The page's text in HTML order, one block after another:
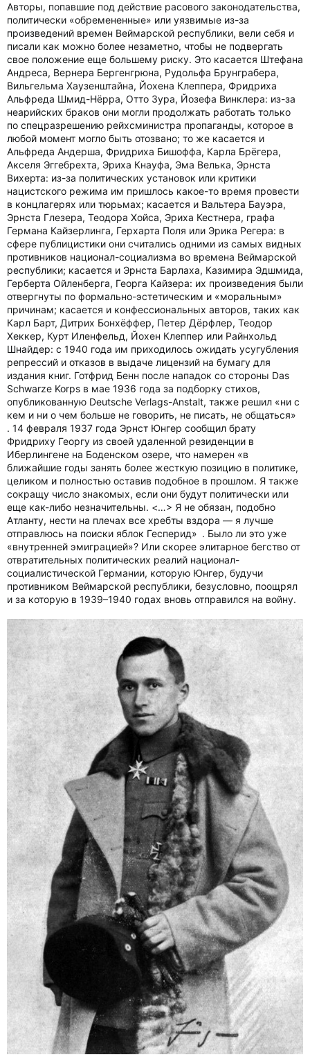
Авторы, попавшие под действие расового законодательства,
политически «обремененные» или уязвимые из-за
произведений времен Веймарской республики, вели себя и
писали как можно более незаметно, чтобы не подвергать
свое положение еще большему риску. Это касается Штефана
Андреса, Вернера Бергенгрюна, Рудольфа Брунграбера,
Вильгельма Хаузенштайна, Йохена Клеппера, Фридриха
Альфреда Шмид-Нёрра, Отто Зура, Йозефа Винклера: из-за
неарийских браков они могли продолжать работать только
по спецразрешению рейхсминистра пропаганды, которое в
любой момент могло быть отозвано; то же касается и
Альфреда Андерша, Фридриха Бишоффа, Карла Брёгера,
Акселя Эггебрехта, Эриха Кнауфа, Эма Велька, Эрнста
Вихерта: из-за политических установок или критики
нацистского режима им пришлось какое-то время провести
в концлагерях или тюрьмах; касается и Вальтера Бауэра,
Эрнста Глезера, Теодора Хойса, Эриха Кестнера, графа
Германа Кайзерлинга, Герхарта Поля или Эрика Регера: в
сфере публицистики они считались одними из самых видных
противников национал-социализма во времена Веймарской
республики; касается и Эрнста Барлаха, Казимира Эдшмида,
Герберта Ойленберга, Георга Кайзера: их произведения были
отвергнуты по формально-эстетическим и «моральным»
причинам; касается и конфессиональных авторов, таких как
Карл Барт, Дитрих Бонхёффер, Петер Дёрфлер, Теодор
Хеккер, Курт Иленфельд, Йохен Клеппер или Райнхольд
Шнайдер: с 1940 года им приходилось ожидать усугубления
репрессий и отказов в выдаче лицензий на бумагу для
издания книг. Готфрид Бенн после нападок со стороны Das
Schwarze Korps в мае 1936 года за подборку стихов,
опубликованную Deutsche Verlags-Anstalt, также решил «ни с
кем и ни о чем больше не говорить, не писать, не общаться»
. 14 февраля 1937 года Эрнст Юнгер сообщил брату
Фридриху Георгу из своей удаленной резиденции в
Иберлингене на Боденском озере, что намерен «в
ближайшие годы занять более жесткую позицию в политике,
целиком и полностью оставив подобное в прошлом. Я также
сокращу число знакомых, если они будут политически или
еще как-либо незначительны. <…> Я не обязан, подобно
Атланту, нести на плечах все хребты вздора — я лучше
отправлюсь на поиски яблок Гесперид» . Было ли это уже
«внутренней эмиграцией»? Или скорее элитарное бегство от
отвратительных политических реалий национал-
социалистической Германии, которую Юнгер, будучи
противником Веймарской республики, безусловно, поощрял
и за которую в 1939–1940 годах вновь отправился на войну.